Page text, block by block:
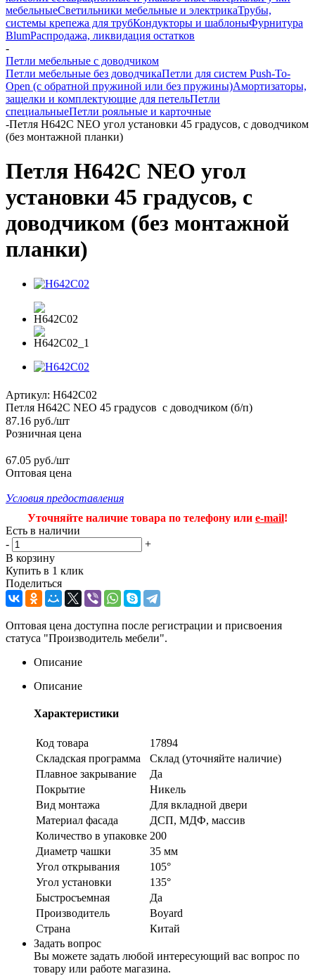
мебельныеСветильники мебельные и электрикаТрубы,
системы крепежа для трубКондукторы и шаблоныФурнитура
BlumРаспродажа, ликвидация остатков
-
Петли мебельные с доводчиком
Петли мебельные без доводчикаПетли для систем Push-To-
Open (с обратной пружиной или без пружины)Амортизаторы,
защелки и комплектующие для петельПетли
специальныеПетли рояльные и карточные
-Петля H642C NEO угол установки 45 градусов, с доводчиком
(без монтажной планки)
Петля H642C NEO угол
установки 45 градусов, с
доводчиком (без монтажной
планки)
Артикул: H642C02
Петля H642C NEO 45 градусов с доводчиком (б/п)
87.16 руб./шт
Розничная цена
67.05 руб./шт
Оптовая цена
Условия предоставления
Уточняйте наличие товара по телефону или e-mail!
Есть в наличии
-
+
В корзину
Купить в 1 клик
Поделиться
Оптовая цена доступна после регистрации и присвоения
статуса "Производитель мебели".
Описание
Описание
Характеристики
Код товара
17894
Складская программа
Склад (уточняйте наличие)
Плавное закрывание
Да
Покрытие
Никель
Вид монтажа
Для вкладной двери
Материал фасада
ДСП, МДФ, массив
Количество в упаковке 200
Диаметр чашки
35 мм
Угол открывания
105°
Угол установки
135°
Быстросъемная
Да
Производитель
Boyard
Страна
Китай
Задать вопрос
Вы можете задать любой интересующий вас вопрос по
товару или работе магазина.